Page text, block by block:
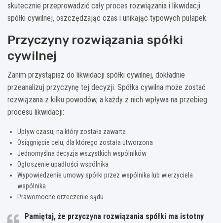
skutecznie przeprowadzić cały proces rozwiązania i likwidacji
spółki cywilnej, oszczędzając czas i unikając typowych pułapek.
Przyczyny rozwiązania spółki
cywilnej
Zanim przystąpisz do likwidacji spółki cywilnej, dokładnie
przeanalizuj przyczynę tej decyzji. Spółka cywilna może zostać
rozwiązana z kilku powodów, a każdy z nich wpływa na przebieg
procesu likwidacji:
Upływ czasu, na który została zawarta
Osiągnięcie celu, dla którego została utworzona
Jednomyślna decyzja wszystkich wspólników
Ogłoszenie upadłości wspólnika
Wypowiedzenie umowy spółki przez wspólnika lub wierzyciela
wspólnika
Prawomocne orzeczenie sądu
Pamiętaj, że przyczyna rozwiązania spółki ma istotny